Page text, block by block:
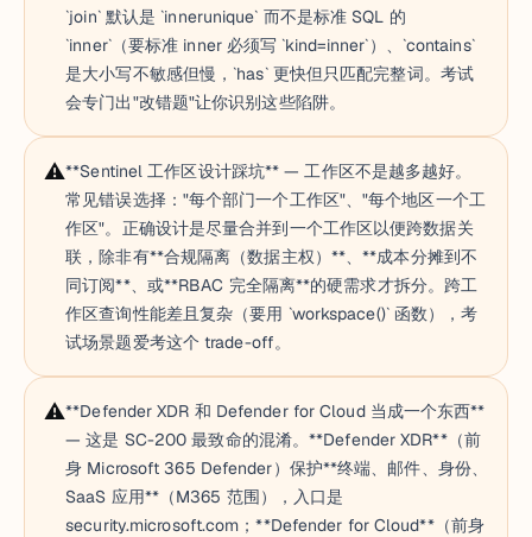
`join` 默认是 `innerunique` 而不是标准 SQL 的
`inner`（要标准 inner 必须写 `kind=inner`）、`contains`
是大小写不敏感但慢，`has` 更快但只匹配完整词。考试
会专门出"改错题"让你识别这些陷阱。
⚠️**Sentinel 工作区设计踩坑** — 工作区不是越多越好。
常见错误选择："每个部门一个工作区"、"每个地区一个工
作区"。正确设计是尽量合并到一个工作区以便跨数据关
联，除非有**合规隔离（数据主权）**、**成本分摊到不
同订阅**、或**RBAC 完全隔离**的硬需求才拆分。跨工
作区查询性能差且复杂（要用 `workspace()` 函数），考
试场景题爱考这个 trade-off。
⚠️**Defender XDR 和 Defender for Cloud 当成一个东西**
— 这是 SC-200 最致命的混淆。**Defender XDR**（前
身 Microsoft 365 Defender）保护**终端、邮件、身份、
SaaS 应用**（M365 范围），入口是
security.microsoft.com；**Defender for Cloud**（前身